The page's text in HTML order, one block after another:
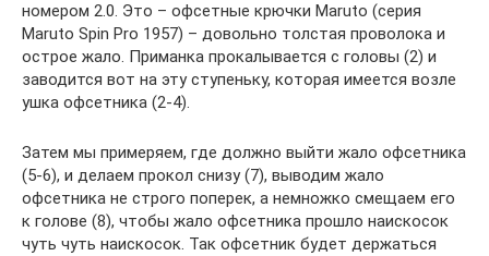
номером 2.0. Это – офсетные крючки Maruto (серия
Maruto Spin Pro 1957) – довольно толстая проволока и
острое жало. Приманка прокалывается с головы (2) и
заводится вот на эту ступеньку, которая имеется возле
ушка офсетника (2-4).
Затем мы примеряем, где должно выйти жало офсетника
(5-6), и делаем прокол снизу (7), выводим жало
офсетника не строго поперек, а немножко смещаем его
к голове (8), чтобы жало офсетника прошло наискосок
чуть чуть наискосок. Так офсетник будет держаться